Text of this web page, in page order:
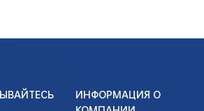
ИНФОРМАЦИЯ О